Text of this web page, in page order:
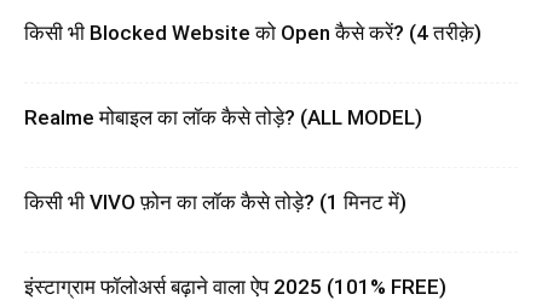
किसी भी Blocked Website को Open कैसे करें? (4 तरीक़े)
Realme मोबाइल का लॉक कैसे तोड़े? (ALL MODEL)
किसी भी VIVO फ़ोन का लॉक कैसे तोड़े? (1 मिनट में)
इंस्टाग्राम फॉलोअर्स बढ़ाने वाला ऐप 2025 (101% FREE)